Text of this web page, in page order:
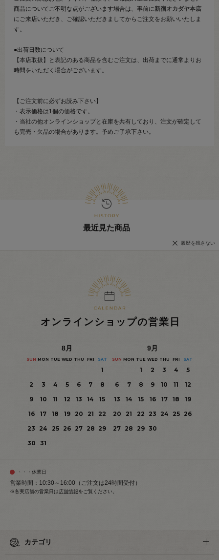
商品についてご不明な点がございます場合は、事前に新宿オカダヤ本店
にご来店いただき、ご確認いただきましてからご注文をお願いいたしま
す。
●出荷日数について
【本店取扱】と表記のある商品を含むご注文は、出荷までに通常よりお
時間をいただく場合がございます。
【ご注文前に必ずお読み下さい】
・表示価格は1個の価格です。
・当社の他オンラインショップと在庫を共有しており、注文が確定して
も完売・欠品の場合があります。予めご了承下さい。
最近見た商品
履歴を残さない
オンラインショップの営業日
8月
SUN MON TUE WED THU FRI SAT
1
2
3 4 5 6 7
8
9
10 11 12 13 14
15
16
17 18 19 20 21
22
23
24 25 26 27 28 29
30
31
9月
SUN MON TUE WED THU FRI SAT
1 2 3 4
5
6
7 8 9 10 11
12
13
14 15 16 17 18
19
20
21 22 23 24 25
26
27 28 29 30
・・・休業日
営業時間：10:30～16:00（ご注文は24時間受付）
※各実店舗の営業日は 店舗情報をご覧ください。
カテゴリ